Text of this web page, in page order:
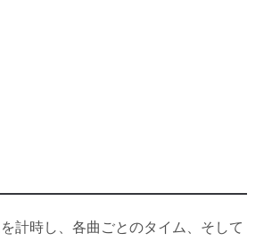
計時し、各曲ごとのタイム、そして